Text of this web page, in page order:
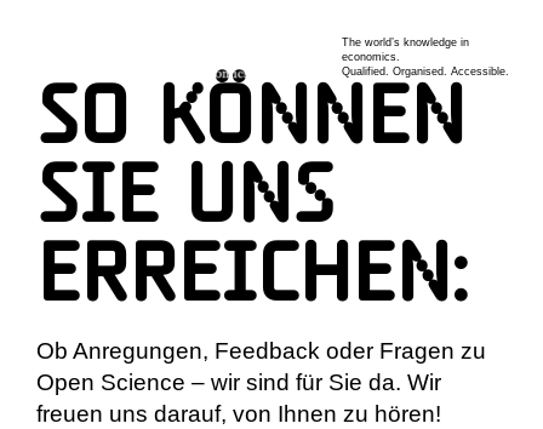
springen
The world’s knowledge in
economics.
Qualified. Organised. Accessible.
So können
Sie uns
erreichen:
Ob Anregungen, Feedback oder Fragen zu
Open Science – wir sind für Sie da. Wir
freuen uns darauf, von Ihnen zu hören!